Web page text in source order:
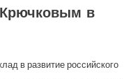
в
в развитие российского